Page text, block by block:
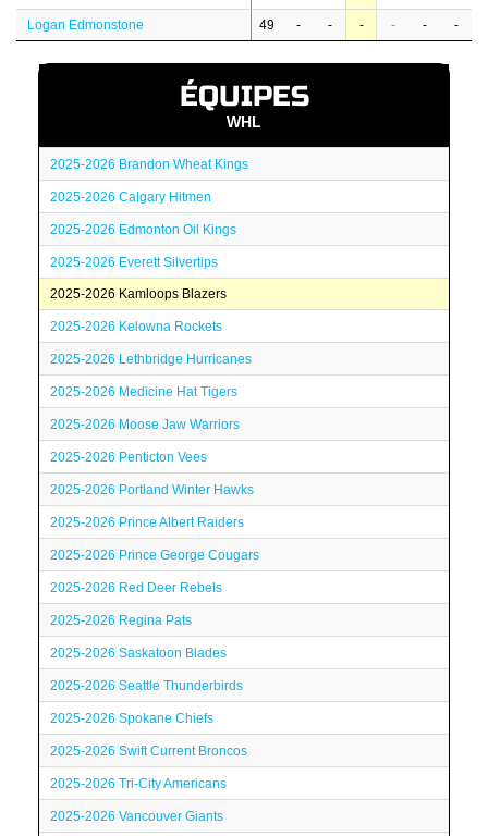
Logan Edmonstone 49 - - - - - -
ÉQUIPES
WHL
2025-2026 Brandon Wheat Kings
2025-2026 Calgary Hitmen
2025-2026 Edmonton Oil Kings
2025-2026 Everett Silvertips
2025-2026 Kamloops Blazers
2025-2026 Kelowna Rockets
2025-2026 Lethbridge Hurricanes
2025-2026 Medicine Hat Tigers
2025-2026 Moose Jaw Warriors
2025-2026 Penticton Vees
2025-2026 Portland Winter Hawks
2025-2026 Prince Albert Raiders
2025-2026 Prince George Cougars
2025-2026 Red Deer Rebels
2025-2026 Regina Pats
2025-2026 Saskatoon Blades
2025-2026 Seattle Thunderbirds
2025-2026 Spokane Chiefs
2025-2026 Swift Current Broncos
2025-2026 Tri-City Americans
2025-2026 Vancouver Giants